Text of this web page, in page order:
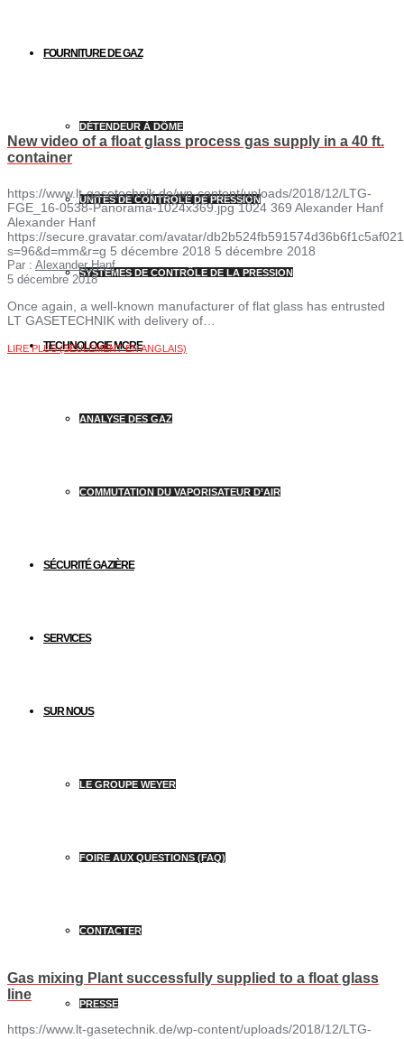
FOURNITURE DE GAZ
DÉTENDEUR À DÔME
UNITÉS DE CONTRÔLE DE PRESSION
SYSTÈMES DE CONTRÔLE DE LA PRESSION
TECHNOLOGIE MCRE
ANALYSE DES GAZ
COMMUTATION DU VAPORISATEUR D’AIR
SÉCURITÉ GAZIÈRE
SERVICES
SUR NOUS
LE GROUPE WEYER
FOIRE AUX QUESTIONS (FAQ)
CONTACTER
PRESSE
New video of a float glass process gas supply in a 40 ft.
container
https://www.lt-gasetechnik.de/wp-content/uploads/2018/12/LTG-
FGE_16-0538-Panorama-1024x369.jpg 1024 369 Alexander Hanf
Alexander Hanf
https://secure.gravatar.com/avatar/
s=96&d=mm&r=g 5 décembre 2018 5 décembre 2018
Par : Alexander Hanf
5 décembre 2018
Once again, a well-known manufacturer of flat glass has entrusted
LT GASETECHNIK with delivery of…
LIRE PLUS (SEULEMENT EN ANGLAIS)
Gas mixing Plant successfully supplied to a float glass
line
https://www.lt-gasetechnik.de/wp-content/uploads/2018/12/LTG-